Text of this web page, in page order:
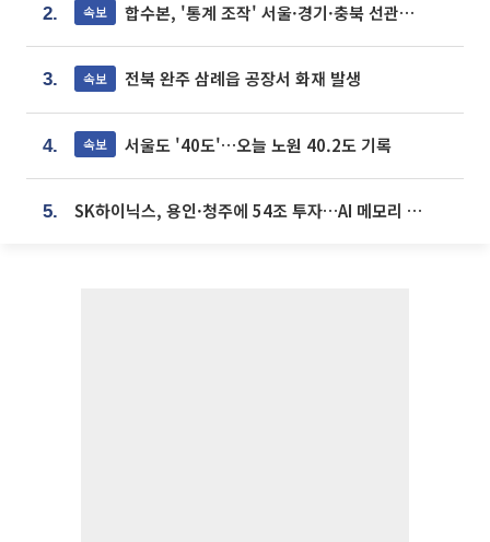
2. 속보 합수본, '통계 조작' 서울·경기·충북 선관위 등 추가 압수수색
3. 속보 전북 완주 삼례읍 공장서 화재 발생
4. 속보 서울도 '40도'…오늘 노원 40.2도 기록
5. SK하이닉스, 용인·청주에 54조 투자…AI 메모리 생산기지 키운다